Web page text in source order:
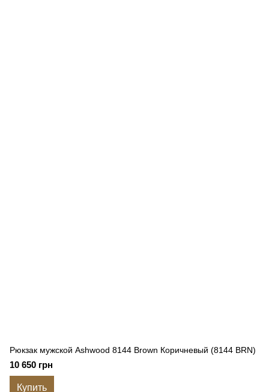
Рюкзак мужской Ashwood 8144 Brown Коричневый (8144 BRN)
10 650 грн
Купить